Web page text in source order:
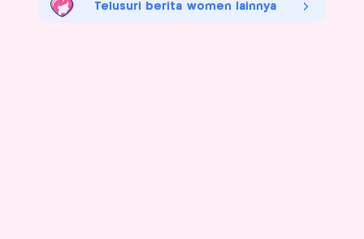
Telusuri berita women lainnya